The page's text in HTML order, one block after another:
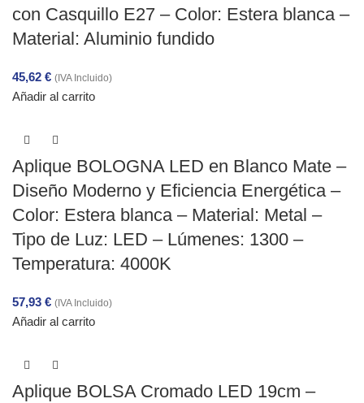
con Casquillo E27 – Color: Estera blanca –
Material: Aluminio fundido
45,62 € (IVA Incluido)
Añadir al carrito
Aplique BOLOGNA LED en Blanco Mate –
Diseño Moderno y Eficiencia Energética –
Color: Estera blanca – Material: Metal –
Tipo de Luz: LED – Lúmenes: 1300 –
Temperatura: 4000K
57,93 € (IVA Incluido)
Añadir al carrito
Aplique BOLSA Cromado LED 19cm –